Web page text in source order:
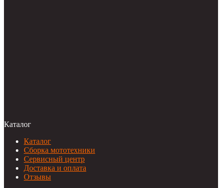
Каталог
Каталог
Сборка мототехники
Сервисный центр
Доставка и оплата
Отзывы